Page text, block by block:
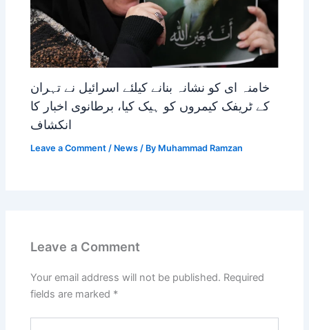
خامنہ ای کو نشانہ بنانے کیلئے اسرائیل نے تہران
کے ٹریفک کیمروں کو ہیک کیا، برطانوی اخبار کا
انکشاف
Leave a Comment / News / By Muhammad Ramzan
Leave a Comment
Your email address will not be published. Required
fields are marked *